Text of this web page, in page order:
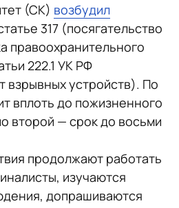
(СК) возбудил
317 (посягательство
правоохранительного
222.1 УК РФ
взрывных устройств). По
вплоть до пожизненного
второй — срок до восьми
продолжают работать
изучаются
допрашиваются